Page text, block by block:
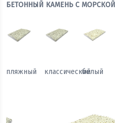
БЕТОННЫЙ КАМЕНЬ С
пляжный классическийбелый